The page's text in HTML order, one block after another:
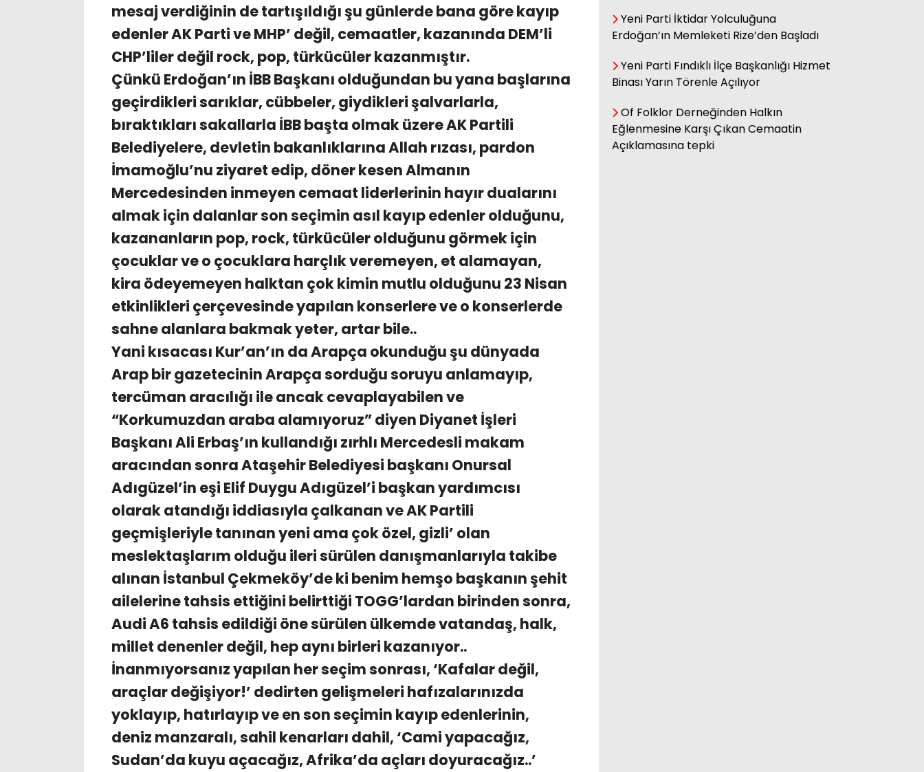
mesaj verdiğinin de tartışıldığı şu günlerde bana göre kayıp
edenler AK Parti ve MHP’ değil, cemaatler, kazanında DEM’li
CHP’liler değil rock, pop, türkücüler kazanmıştır.
Çünkü Erdoğan’ın İBB Başkanı olduğundan bu yana başlarına
geçirdikleri sarıklar, cübbeler, giydikleri şalvarlarla,
bıraktıkları sakallarla İBB başta olmak üzere AK Partili
Belediyelere, devletin bakanlıklarına Allah rızası, pardon
İmamoğlu’nu ziyaret edip, döner kesen Almanın
Mercedesinden inmeyen cemaat liderlerinin hayır dualarını
almak için dalanlar son seçimin asıl kayıp edenler olduğunu,
kazananların pop, rock, türkücüler olduğunu görmek için
çocuklar ve o çocuklara harçlık veremeyen, et alamayan,
kira ödeyemeyen halktan çok kimin mutlu olduğunu 23 Nisan
etkinlikleri çerçevesinde yapılan konserlere ve o konserlerde
sahne alanlara bakmak yeter, artar bile..
Yani kısacası Kur’an’ın da Arapça okunduğu şu dünyada
Arap bir gazetecinin Arapça sorduğu soruyu anlamayıp,
tercüman aracılığı ile ancak cevaplayabilen ve
“Korkumuzdan araba alamıyoruz” diyen Diyanet İşleri
Başkanı Ali Erbaş’ın kullandığı zırhlı Mercedesli makam
aracından sonra Ataşehir Belediyesi başkanı Onursal
Adıgüzel’in eşi Elif Duygu Adıgüzel’i başkan yardımcısı
olarak atandığı iddiasıyla çalkanan ve AK Partili
geçmişleriyle tanınan yeni ama çok özel, gizli’ olan
meslektaşlarım olduğu ileri sürülen danışmanlarıyla takibe
alınan İstanbul Çekmeköy’de ki benim hemşo başkanın şehit
ailelerine tahsis ettiğini belirttiği TOGG’lardan birinden sonra,
Audi A6 tahsis edildiği öne sürülen ülkemde vatandaş, halk,
millet denenler değil, hep aynı birleri kazanıyor..
İnanmıyorsanız yapılan her seçim sonrası, ‘Kafalar değil,
araçlar değişiyor!’ dedirten gelişmeleri hafızalarınızda
yoklayıp, hatırlayıp ve en son seçimin kayıp edenlerinin,
deniz manzaralı, sahil kenarları dahil, ‘Cami yapacağız,
Sudan’da kuyu açacağız, Afrika’da açları doyuracağız..’
YILAN HİKÂYESİNE DÖNEN ÇAY
KANUNU
Yeni Parti İktidar Yolculuğuna
Erdoğan’ın Memleketi Rize’den Başladı
Yeni Parti Fındıklı İlçe Başkanlığı Hizmet
Binası Yarın Törenle Açılıyor
Of Folklor Derneğinden Halkın
Eğlenmesine Karşı Çıkan Cemaatin
Açıklamasına tepki